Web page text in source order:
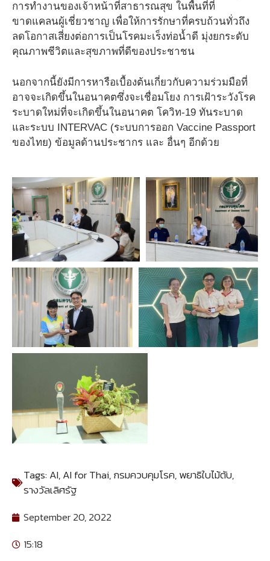
การทำงานของเจ้าหน้าที่สาธารณสุข ในพื้นที่ที่
ขาดแคลนผู้เชี่ยวชาญ เพื่อให้การรักษาที่ครบถ้วนทั่วถึง
ลดโอกาสเสี่ยงต่อการเป็นโรคมะเร็งท่อน้ำดี มุ่งยกระดับ
คุณภาพชีวิตและสุขภาพที่ดีของประชาชน
นอกจากนี้ยังมีการหารือเบื้องต้นเกี่ยวกับความร่วมมือที่
อาจจะเกิดขึ้นในอนาคตซึ่งจะเชื่อมโยง การเฝ้าระวังโรค
ระบาดใหม่ที่จะเกิดขึ้นในอนาคต โควิท-19 ทันระบาด
และระบบ INTERVAC (ระบบการออก Vaccine Passport
ของไทย) ข้อมูลด้านประชากร และ อื่นๆ อีกด้วย
Tags:AI,AI for Thai,กรมควบคุมโรค,พยาธิใบไม้ตับ,
รางวัลเลิศรัฐ
September 20, 2022
15:18